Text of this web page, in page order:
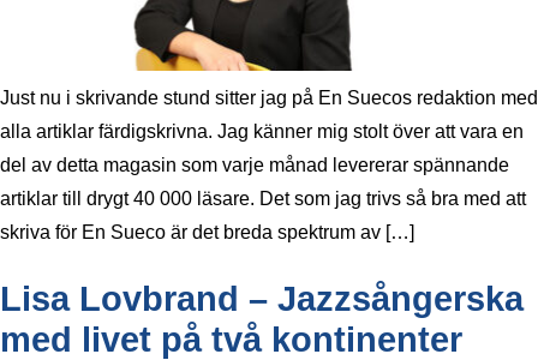
Just nu i skrivande stund sitter jag på En Suecos redaktion med
alla artiklar färdigskrivna. Jag känner mig stolt över att vara en
del av detta magasin som varje månad levererar spännande
artiklar till drygt 40 000 läsare. Det som jag trivs så bra med att
skriva för En Sueco är det breda spektrum av […]
Lisa Lovbrand – Jazzsångerska
med livet på två kontinenter